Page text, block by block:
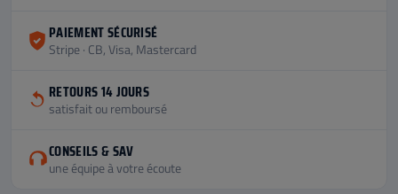
PAIEMENT SÉCURISÉ
Stripe · CB, Visa, Mastercard
RETOURS 14 JOURS
satisfait ou remboursé
CONSEILS & SAV
une équipe à votre écoute